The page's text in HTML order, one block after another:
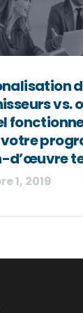
vs.
d’œuvre
1, 2019